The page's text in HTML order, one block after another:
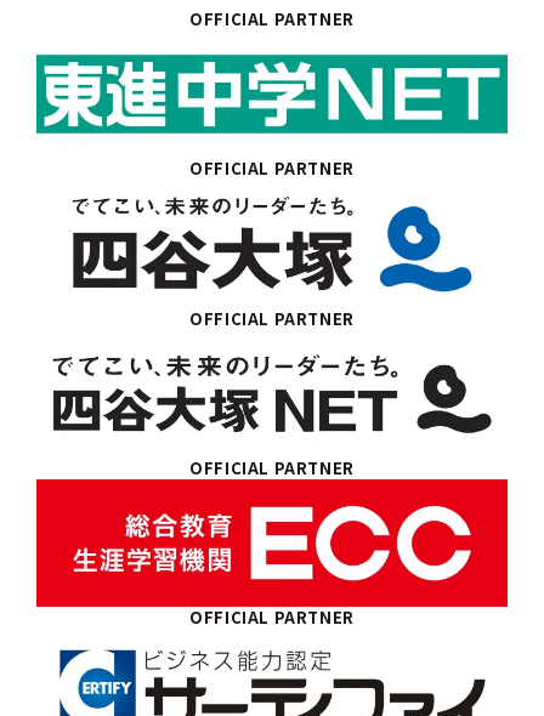
OFFICIAL PARTNER
OFFICIAL PARTNER
OFFICIAL PARTNER
OFFICIAL PARTNER
OFFICIAL PARTNER